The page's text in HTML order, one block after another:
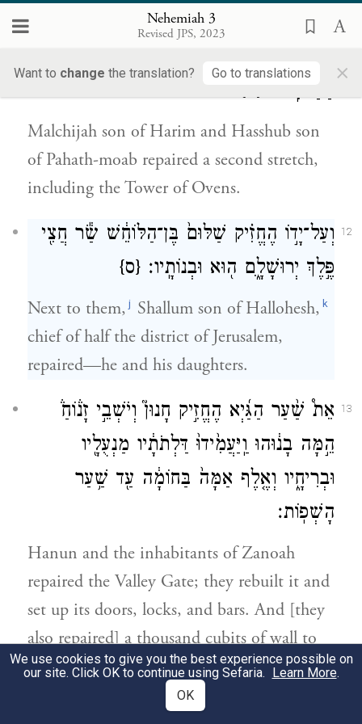
Nehemiah 3
Revised JPS, 2023
Want to change the translation? Go to translations ×
11 מִדָּ֣ה שֵׁנִ֗ית הֶחֱזִיק֙ מַלְכִּיָּ֣ה בֶן־חָרִ֔ם וְחַשּׁ֖וּב
הַתַּנּוּרִֽים׃{ס}
Malchijah son of Harim and Hasshub son
of Pahath-moab repaired a second stretch,
including the Tower of Ovens.
12
וְעַל־יָד֣וֹ הֶחֱזִ֗יק שַׁלּוּם֙ בֶּן־הַלּוֹחֵ֔שׁ שַׂ֕ר חֲצִ֖י
פֶּ֣לֶךְ יְרוּשָׁלָ֑͏ִם ה֖וּא וּבְנוֹתָֽיו׃ {ס}
Next to them, j Shallum son of Hallohesh, k
chief of half the district of Jerusalem,
repaired—he and his daughters.
13
אֵת֩ שַׁ֨עַר הַגַּ֜יְא הֶחֱזִ֣יק חָנוּן֮ וְיֹשְׁבֵ֣י זָנ֒וֹחַ֒
הֵ֣מָּה בָנ֔וּהוּ וַֽיַּעֲמִ֙ידוּ֙ דַּלְתֹתָ֔יו מַנְעֻלָ֖יו
וּבְרִיחָ֑יו וְאֶ֤לֶף אַמָּה֙ בַּחוֹמָ֔ה עַ֖ד שַׁ֥עַר
הָשְׁפֽוֹת׃
Hanun and the inhabitants of Zanoah
repaired the Valley Gate; they rebuilt it and
set up its doors, locks, and bars. And [they
also repaired] a thousand cubits of wall to
the Dung Gate.
שַׁ֣עַר הָאַשְׁפּ֗וֹת הֶחֱזִיק֙ מַלְכִּיָּ֣ה
We use cookies to give you the best experience possible on
our site. Click OK to continue using Sefaria. Learn More.
OK